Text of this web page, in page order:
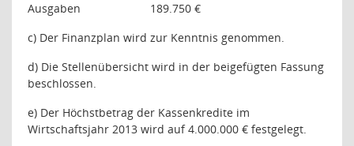
Ausgaben
189.750 €
c) Der Finanzplan wird zur Kenntnis genommen.
d) Die Stellenübersicht wird in der beigefügten Fassung
beschlossen.
e) Der Höchstbetrag der Kassenkredite im
Wirtschaftsjahr 2013 wird auf 4.000.000 € festgelegt.